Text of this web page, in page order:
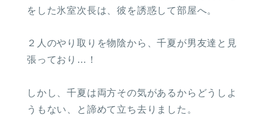
をした氷室次長は、彼を誘惑して部屋へ。
２人のやり取りを物陰から、千夏が男友達と見
張っており…！
しかし、千夏は両方その気があるからどうしよ
うもない、と諦めて立ち去りました。